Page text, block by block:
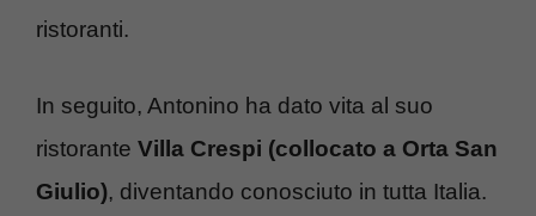
ristoranti.
In seguito, Antonino ha dato vita al suo
ristorante Villa Crespi (collocato a Orta San
Giulio), diventando conosciuto in tutta Italia.